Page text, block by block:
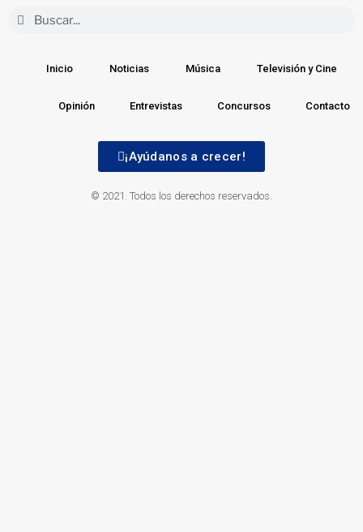
Inicio Noticias Música Televisión y Cine
Opinión Entrevistas Concursos Contacto
¡Ayúdanos a crecer!
© 2021. Todos los derechos reservados.